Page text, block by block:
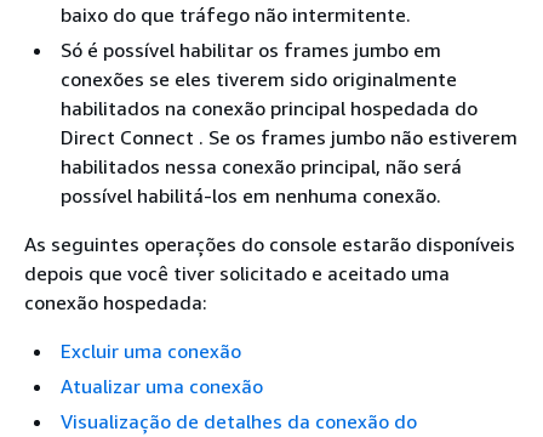
baixo do que tráfego não intermitente.
Só é possível habilitar os frames jumbo em
conexões se eles tiverem sido originalmente
habilitados na conexão principal hospedada do
Direct Connect . Se os frames jumbo não estiverem
habilitados nessa conexão principal, não será
possível habilitá-los em nenhuma conexão.
As seguintes operações do console estarão disponíveis
depois que você tiver solicitado e aceitado uma
conexão hospedada:
Excluir uma conexão
Atualizar uma conexão
Visualização de detalhes da conexão do